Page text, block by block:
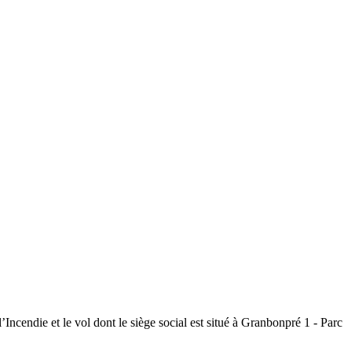
et le vol dont le siège social est situé à Granbonpré 1 - Parc